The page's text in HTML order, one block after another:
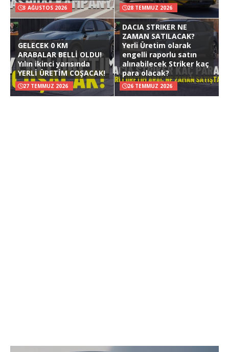
3 AĞUSTOS 2026 28 TEMMUZ 2026
GELECEK 0 KM
ARABALAR BELLİ OLDU!
Yılın ikinci yarısında
YERLİ ÜRETİM COŞACAK!
27 TEMMUZ 2026
DACIA STRIKER NE
ZAMAN SATILACAK?
Yerli Üretim olarak
engelli raporlu satın
alınabilecek Striker kaç
para olacak?
26 TEMMUZ 2026